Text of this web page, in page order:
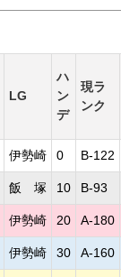
LG
ハ
ン
デ
現ラ
ンク
伊勢崎 0 B-122
飯 塚 10 B-93
伊勢崎 20 A-180
伊勢崎 30 A-160